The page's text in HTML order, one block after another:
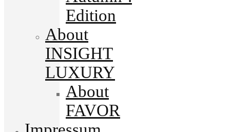
Edition
About
INSIGHT
LUXURY
About
FAVOR